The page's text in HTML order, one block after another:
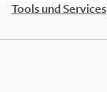
Tools und Services